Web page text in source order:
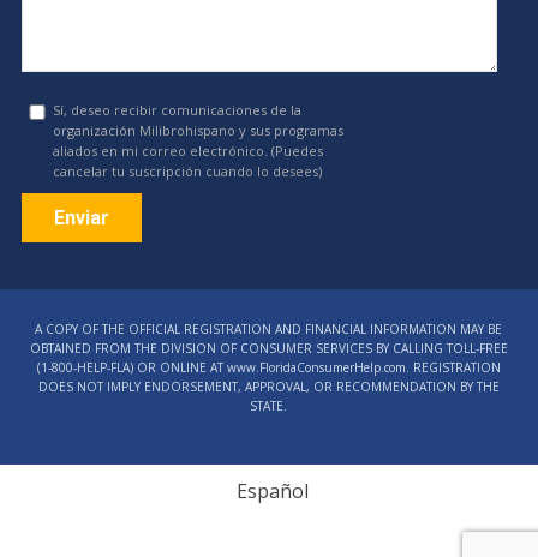
Sí, deseo recibir comunicaciones de la
organización Milibrohispano y sus programas
aliados en mi correo electrónico. (Puedes
cancelar tu suscripción cuando lo desees)
Use.
Please
leave
A COPY OF THE OFFICIAL REGISTRATION AND FINANCIAL INFORMATION MAY BE
OBTAINED FROM THE DIVISION OF CONSUMER SERVICES BY CALLING TOLL-FREE
(1‑800‑HELP‑FLA) OR ONLINE AT www.FloridaConsumerHelp.com. REGISTRATION
DOES NOT IMPLY ENDORSEMENT, APPROVAL, OR RECOMMENDATION BY THE
STATE.
Español